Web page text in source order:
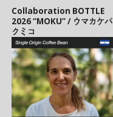
Collaboration BOTTLE
2026 “MOKU” / ウマカケバ
クミコ